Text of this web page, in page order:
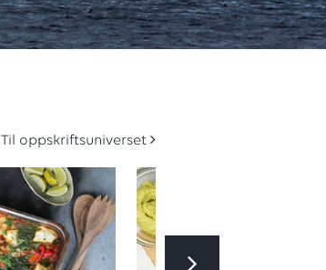
Til oppskriftsuniverset